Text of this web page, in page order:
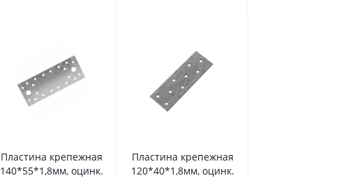
Пластина крепежная
140*55*1,8мм, оцинк.
Пластина крепежная
120*40*1,8мм, оцинк.